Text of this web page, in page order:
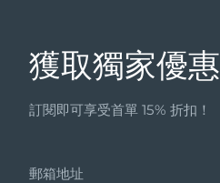
獲取獨家優惠
訂閱即可享受首單 15% 折扣！
郵箱地址